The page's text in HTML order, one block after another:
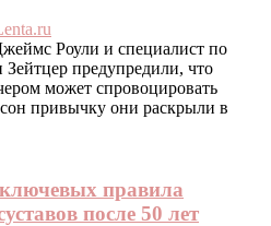
Роули и специалист по
предупредили, что
может спровоцировать
привычку они раскрыли в
правила
после 50 лет